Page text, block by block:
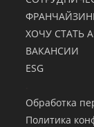
ХОЧУ СТАТЬ
ВАКАНСИИ
ESG
Обработка
Политика